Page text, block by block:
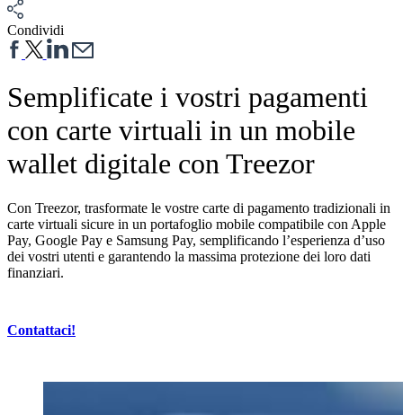
Condividi
Semplificate i vostri pagamenti
con carte virtuali in un mobile
wallet digitale con Treezor
Con Treezor, trasformate le vostre carte di pagamento tradizionali in
carte virtuali sicure in un portafoglio mobile compatibile con Apple
Pay, Google Pay e Samsung Pay, semplificando l’esperienza d’uso
dei vostri utenti e garantendo la massima protezione dei loro dati
finanziari.
Contattaci!